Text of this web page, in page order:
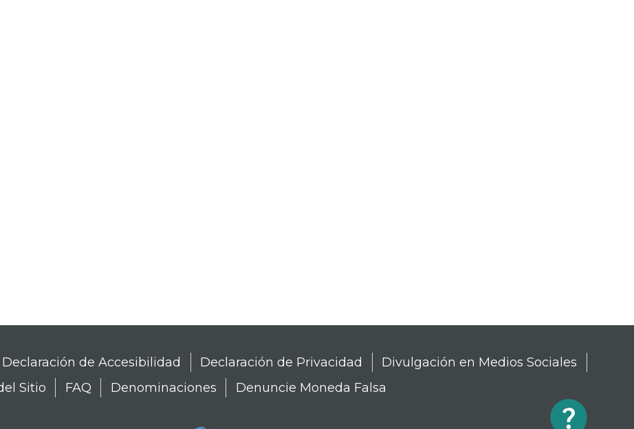
Declaración de Accesibilidad Declaración de Privacidad
Divulgación en Medios Sociales
Sitio
FAQ Denominaciones Denuncie Moneda Falsa